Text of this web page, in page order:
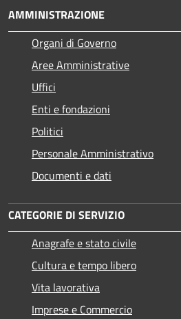
AMMINISTRAZIONE
Organi di Governo
Aree Amministrative
Uffici
Enti e fondazioni
Politici
Personale Amministrativo
Documenti e dati
CATEGORIE DI SERVIZIO
Anagrafe e stato civile
Cultura e tempo libero
Vita lavorativa
Imprese e Commercio